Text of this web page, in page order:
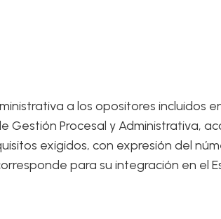
a los opositores incluidos
Gestión Procesal y Administrativa,
exigidos, con expresión del
para su integración en el